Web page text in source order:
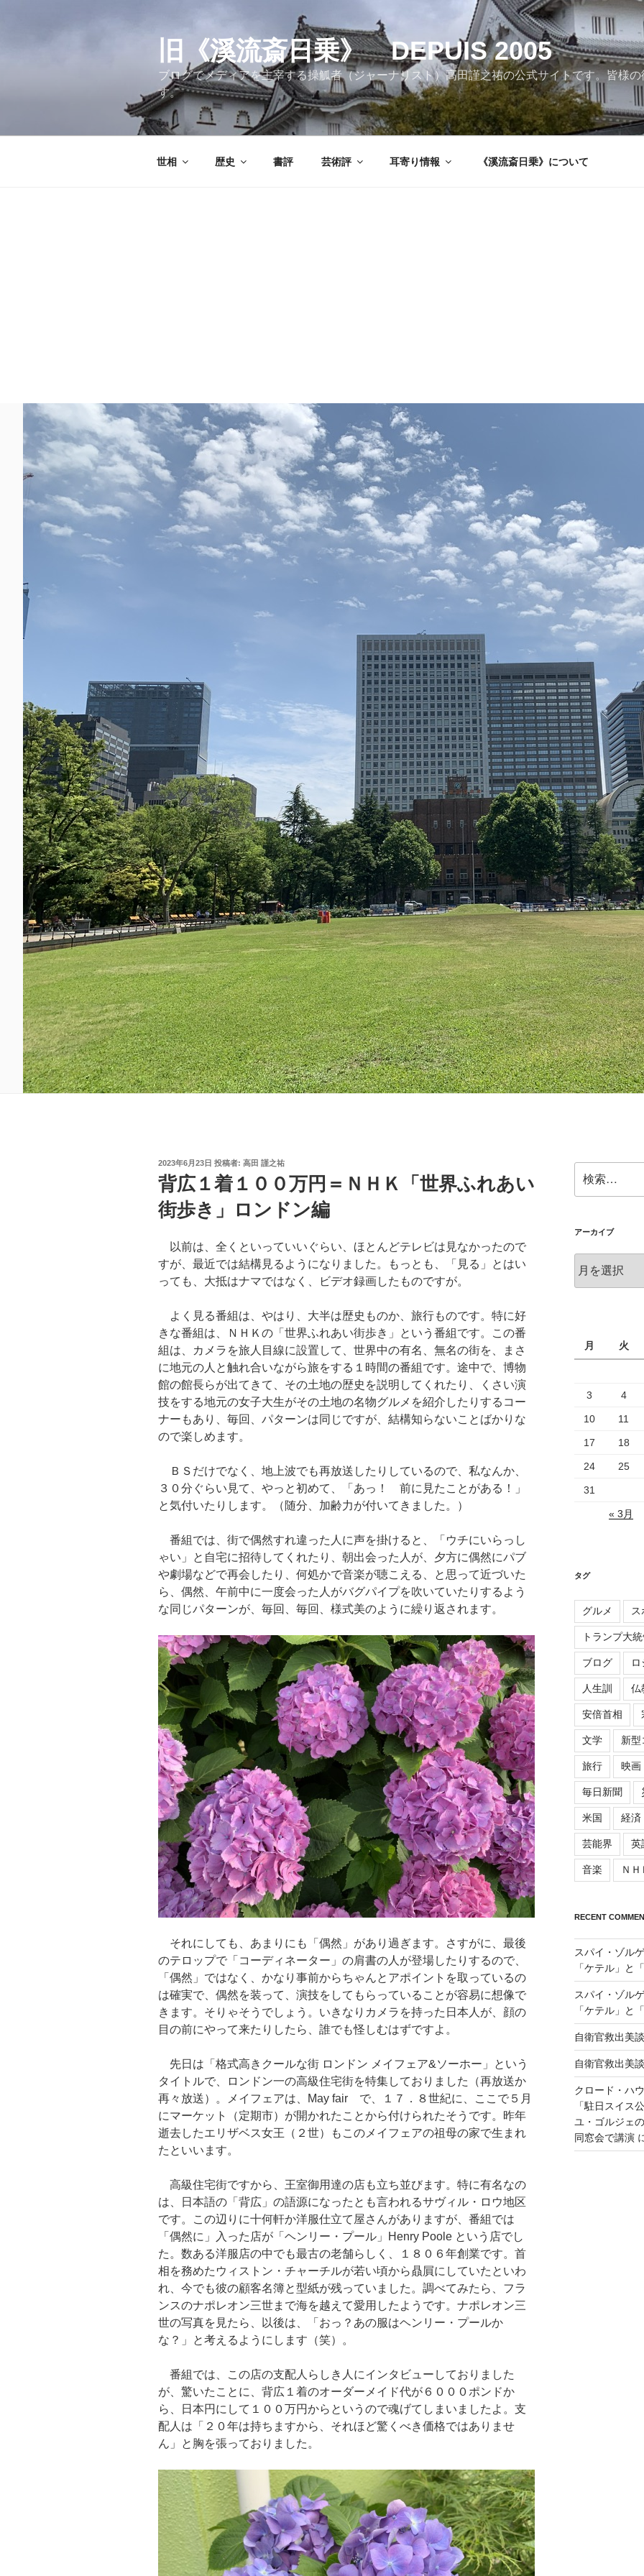
旧《溪流斎日乗》 DEPUIS 2005
ブログでメディアを主宰する操觚者（ジャーナリスト）高田謹之祐の公式サイトです。皆様
す。
世相 歴史 書評 芸術評 耳寄り情報 《溪流斎日乗》について
投
稿
日:
2023年6月23日 投稿者: 高田 謹之祐
背広１着１００万円＝ＮＨＫ「世界ふれあい
街歩き」ロンドン編
以前は、全くといっていいぐらい、ほとんどテレビは見なかったので
すが、最近では結構見るようになりました。もっとも、「見る」とはい
っても、大抵はナマではなく、ビデオ録画したものですが。
よく見る番組は、やはり、大半は歴史ものか、旅行ものです。特に好
きな番組は、ＮＨＫの「世界ふれあい街歩き」という番組です。この番
組は、カメラを旅人目線に設置して、世界中の有名、無名の街を、まさ
に地元の人と触れ合いながら旅をする１時間の番組です。途中で、博物
館の館長らが出てきて、その土地の歴史を説明してくれたり、くさい演
技をする地元の女子大生がその土地の名物グルメを紹介したりするコー
ナーもあり、毎回、パターンは同じですが、結構知らないことばかりな
ので楽しめます。
ＢＳだけでなく、地上波でも再放送したりしているので、私なんか、
３０分ぐらい見て、やっと初めて、「あっ！ 前に見たことがある！」
と気付いたりします。（随分、加齢力が付いてきました。）
番組では、街で偶然すれ違った人に声を掛けると、「ウチにいらっし
ゃい」と自宅に招待してくれたり、朝出会った人が、夕方に偶然にパブ
や劇場などで再会したり、何処かで音楽が聴こえる、と思って近づいた
ら、偶然、午前中に一度会った人がバグパイプを吹いていたりするよう
な同じパターンが、毎回、毎回、様式美のように繰り返されます。
それにしても、あまりにも「偶然」があり過ぎます。さすがに、最後
のテロップで「コーディネーター」の肩書の人が登場したりするので、
「偶然」ではなく、かなり事前からちゃんとアポイントを取っているの
は確実で、偶然を装って、演技をしてもらっていることが容易に想像で
きます。そりゃそうでしょう。いきなりカメラを持った日本人が、顔の
目の前にやって来たりしたら、誰でも怪しむはずですよ。
先日は「格式高きクールな街 ロンドン メイフェア&ソーホー」という
タイトルで、ロンドン一の高級住宅街を特集しておりました（再放送か
再々放送）。メイフェアは、May fair で、１７．８世紀に、ここで５月
にマーケット（定期市）が開かれたことから付けられたそうです。昨年
逝去したエリザベス女王（２世）もこのメイフェアの祖母の家で生まれ
たといいます。
高級住宅街ですから、王室御用達の店も立ち並びます。特に有名なの
は、日本語の「背広」の語源になったとも言われるサヴィル・ロウ地区
です。この辺りに十何軒か洋服仕立て屋さんがありますが、番組では
「偶然に」入った店が「ヘンリー・プール」Henry Poole という店でし
た。数ある洋服店の中でも最古の老舗らしく、１８０６年創業です。首
相を務めたウィストン・チャーチルが若い頃から贔屓にしていたといわ
れ、今でも彼の顧客名簿と型紙が残っていました。調べてみたら、フラ
ンスのナポレオン三世まで海を越えて愛用したようです。ナポレオン三
世の写真を見たら、以後は、「おっ？あの服はヘンリー・プールか
な？」と考えるようにします（笑）。
番組では、この店の支配人らしき人にインタビューしておりました
が、驚いたことに、背広１着のオーダーメイド代が６０００ポンドか
ら、日本円にして１００万円からというので魂げてしまいましたよ。支
配人は「２０年は持ちますから、それほど驚くべき価格ではありませ
ん」と胸を張っておりました。
索:
アーカイブ
ー
月
火
3 4
10 11
17 18
24 25
31
« 3月
タグ
グルメ ス
トランプ大
ブログ ロ
人生訓 仏
安倍首相
文学 新型
旅行 映画
毎日新聞
米国 経済
芸能界 英
音楽 ＮＨ
RECENT
スパイ・ゾル
「ケテル」と
スパイ・ゾル
「ケテル」と
自衛官救出美
自衛官救出美
クロード・ハ
「駐日スイス
ユ・ゴルジェ
同窓会で講演